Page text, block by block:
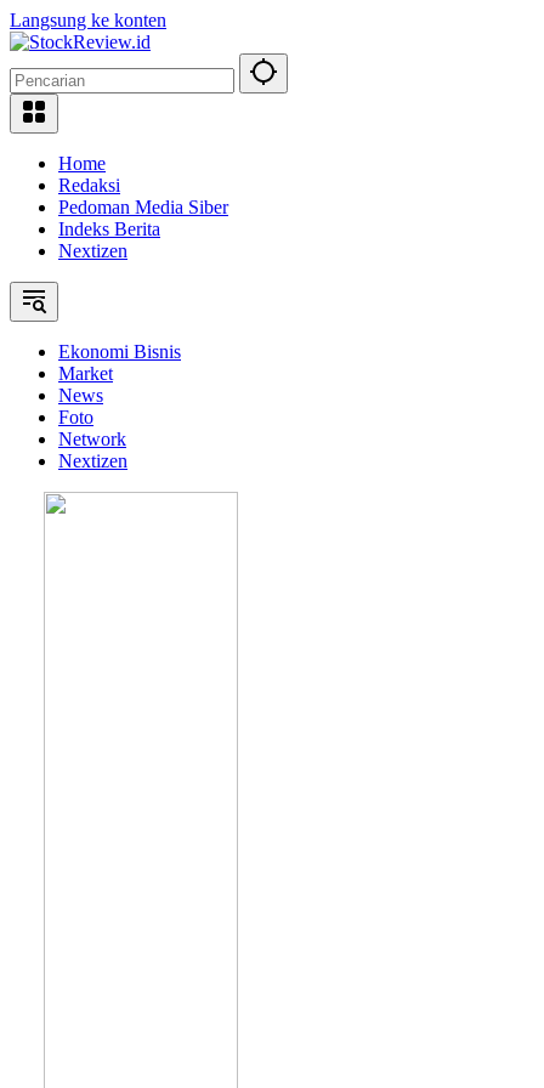
Langsung ke konten
Home
Redaksi
Pedoman Media Siber
Indeks Berita
Nextizen
Ekonomi Bisnis
Market
News
Foto
Network
Nextizen